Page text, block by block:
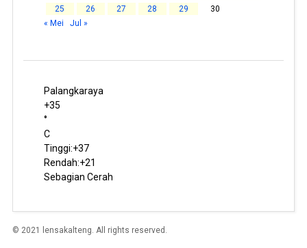
25
26 27 28 29
30
« Mei
Jul »
Palangkaraya
+35
°
C
Tinggi:+37
Rendah:+21
Sebagian Cerah
© 2021 lensakalteng. All rights reserved.